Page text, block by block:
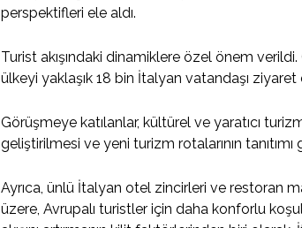
perspektifleri ele aldı.
Turist akışındaki dinamiklere özel önem verildi.
ülkeyi yaklaşık 18 bin İtalyan vatandaşı ziyaret
Görüşmeye katılanlar, kültürel ve yaratıcı
geliştirilmesi ve yeni turizm rotalarının
Ayrıca, ünlü İtalyan otel zincirleri ve restoran
üzere, Avrupalı turistler için daha konforlu